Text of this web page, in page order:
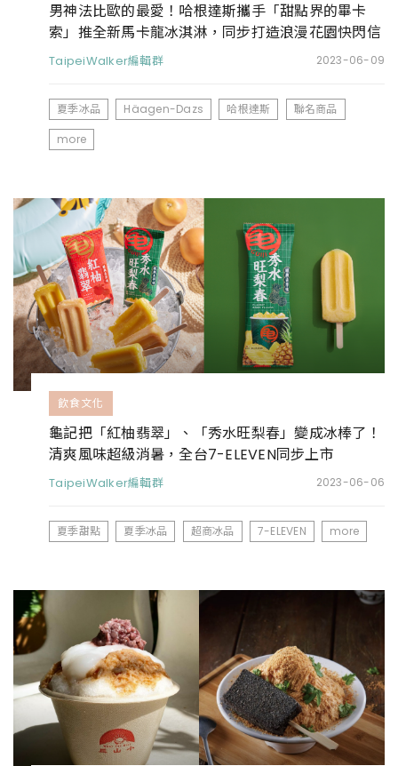
男神法比歐的最愛！哈根達斯攜手「甜點界的畢卡
索」推全新馬卡龍冰淇淋，同步打造浪漫花園快閃信
義區
TaipeiWalker編輯群 2023-06-09
夏季冰品 Häagen-Dazs 哈根達斯
聯名商品
more
飲食文化
龜記把「紅柚翡翠」、「秀水旺梨春」變成冰棒了！
清爽風味超級消暑，全台7-ELEVEN同步上市
TaipeiWalker編輯群 2023-06-06
夏季甜點 夏季冰品 超商冰品 7-ELEVEN more